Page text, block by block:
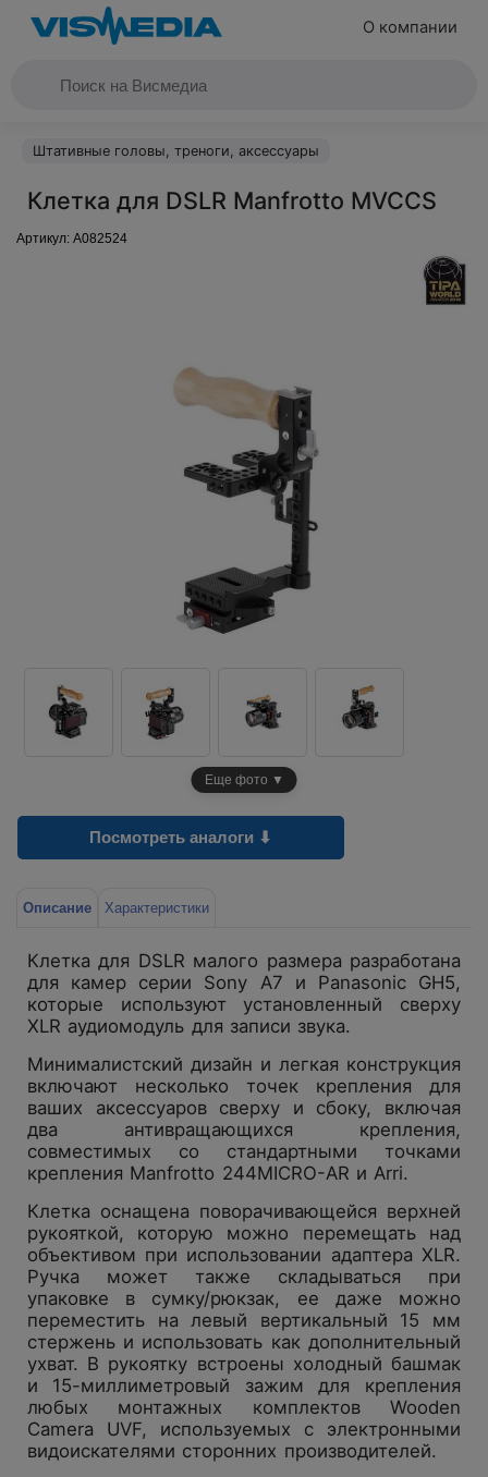
О компании
Штативные головы, треноги, аксессуары
Клетка для DSLR Manfrotto MVCCS
Артикул: A082524
Еще фото ▼
Посмотреть аналоги ⬇
Описание Характеристики
Клетка для DSLR малого размера разработана
для камер серии Sony A7 и Panasonic GH5,
которые используют установленный сверху
XLR аудиомодуль для записи звука.
Минималистский дизайн и легкая конструкция
включают несколько точек крепления для
ваших аксессуаров сверху и сбоку, включая
два антивращающихся крепления,
совместимых со стандартными точками
крепления Manfrotto 244MICRO-AR и Arri.
Клетка оснащена поворачивающейся верхней
рукояткой, которую можно перемещать над
объективом при использовании адаптера XLR.
Ручка может также складываться при
упаковке в сумку/рюкзак, ее даже можно
переместить на левый вертикальный 15 мм
стержень и использовать как дополнительный
ухват. В рукоятку встроены холодный башмак
и 15-миллиметровый зажим для крепления
любых монтажных комплектов Wooden
Camera UVF, используемых с электронными
видоискателями сторонних производителей.